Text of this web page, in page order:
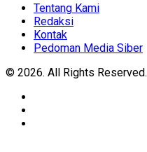
Tentang Kami
Redaksi
Kontak
Pedoman Media Siber
© 2026. All Rights Reserved.